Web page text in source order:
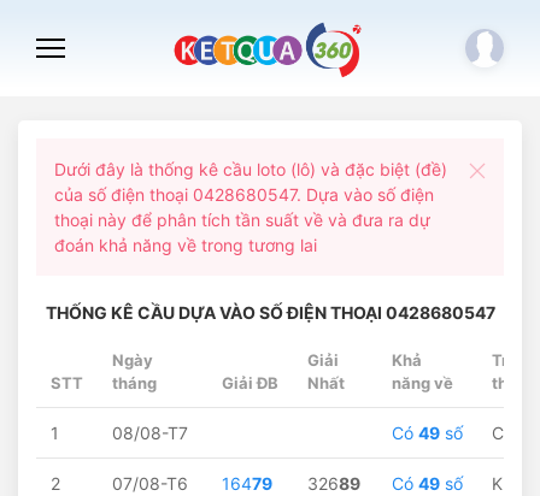
Dưới đây là thống kê cầu loto (lô) và đặc biệt (đề)
của số điện thoại 0428680547. Dựa vào số điện
thoại này để phân tích tần suất về và đưa ra dự
đoán khả năng về trong tương lai
THỐNG KÊ CẦU DỰA VÀO SỐ ĐIỆN THOẠI 0428680547
STT
Ngày
tháng
Giải ĐB
Giải
Nhất
Khả
năng về
Trạng
thái
1 08/08-T7 Có 49 số Chờ...
2 07/08-T6 16479 32689 Có 49 số